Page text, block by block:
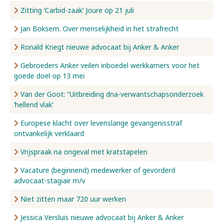
Zitting ‘Carbid-zaak’ Joure op 21 juli
Jan Boksem. Over menselijkheid in het strafrecht
Ronald Knegt nieuwe advocaat bij Anker & Anker
Gebroeders Anker veilen inboedel werkkamers voor het
goede doel op 13 mei
Van der Goot: ”Uitbreiding dna-verwantschapsonderzoek
‘hellend vlak’
Europese klacht over levenslange gevangenisstraf
ontvankelijk verklaard
Vrijspraak na ongeval met kratstapelen
Vacature (beginnend) medewerker of gevorderd
advocaat-stagiair m/v
Niet zitten maar 720 uur werken
Jessica Versluis nieuwe advocaat bij Anker & Anker